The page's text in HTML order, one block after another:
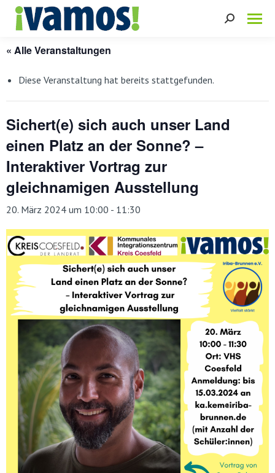
Search:
« Alle Veranstaltungen
Diese Veranstaltung hat bereits stattgefunden.
Sichert(e) sich auch unser Land
einen Platz an der Sonne? –
Interaktiver Vortrag zur
gleichnamigen Ausstellung
20. März 2024 um 10:00 - 11:30